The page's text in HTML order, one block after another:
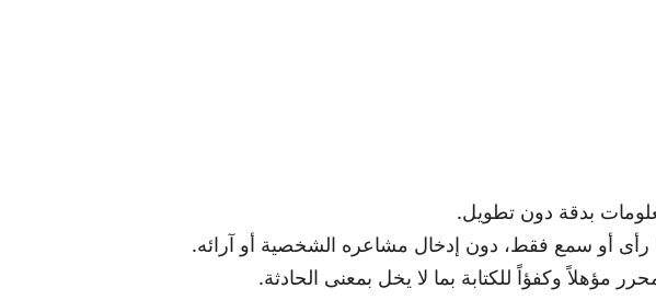
بدقة دون تطويل.
رأى أو سمع فقط، دون إدخال مشاعره الشخصية أو آرائه.
مؤهلاً وكفؤاً للكتابة بما لا يخل بمعنى الحادثة.